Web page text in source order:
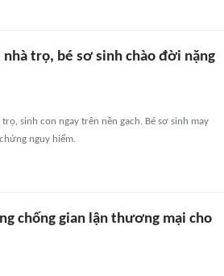
trọ, bé sơ sinh chào đời nặng
sinh con ngay trên nền gạch. Bé sơ sinh may
nguy hiểm.
chống gian lận thương mại cho